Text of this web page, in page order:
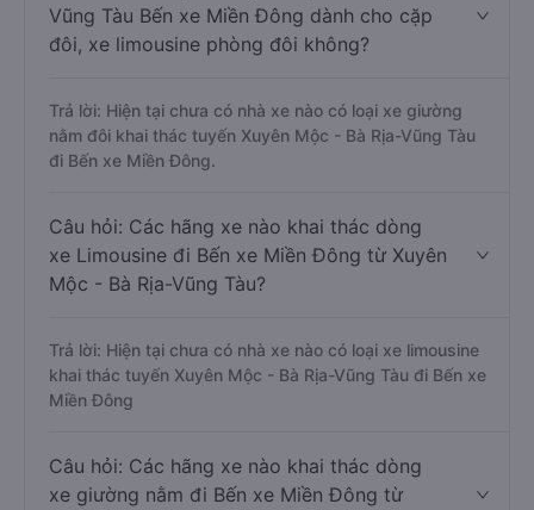
Vũng Tàu Bến xe Miền Đông dành cho cặp
đôi, xe limousine phòng đôi không?
Trả lời: Hiện tại chưa có nhà xe nào có loại xe giường
nằm đôi khai thác tuyến Xuyên Mộc - Bà Rịa-Vũng Tàu
đi Bến xe Miền Đông.
Câu hỏi: Các hãng xe nào khai thác dòng
xe Limousine đi Bến xe Miền Đông từ Xuyên
Mộc - Bà Rịa-Vũng Tàu?
Trả lời: Hiện tại chưa có nhà xe nào có loại xe limousine
khai thác tuyến Xuyên Mộc - Bà Rịa-Vũng Tàu đi Bến xe
Miền Đông
Câu hỏi: Các hãng xe nào khai thác dòng
xe giường nằm đi Bến xe Miền Đông từ